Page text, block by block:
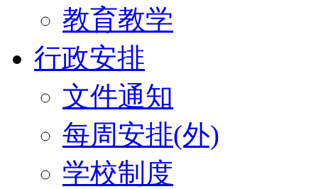
教育教学
行政安排
文件通知
每周安排(外)
学校制度